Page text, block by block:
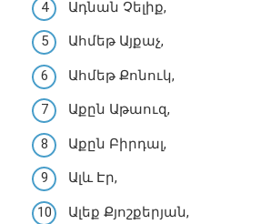
Ադնան Չելիք,
Ահմեթ Այքաչ,
Ահմեթ Քոնուկ,
Աքըն Աթաուզ,
Աքըն Բիրդալ,
Ալև Էր,
Ալեք Քյոշքերյան,